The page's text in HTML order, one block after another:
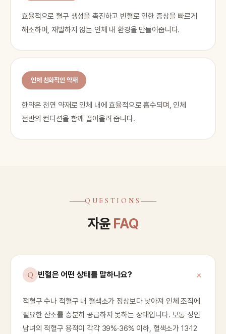
효율적으로 혈구 생성을 촉진하고 빈혈로 인한 증상을 빠르게
해소하며, 재발하지 않는 인체 내 환경을 만들어줍니다.
인체 친화적인 약재
한약은 천연 약재로 인체 내에 효율적으로 흡수되며, 인체
전반의 컨디션을 함께 끌어올려 줍니다.
QUESTIONS
자윤 FAQ
빈혈은 어떤 상태를 말하나요?
적혈구 수나 적혈구 내 혈색소가 정상보다 낮아져 인체 조직에
필요한 산소를 충분히 공급하지 못하는 상태입니다. 보통 성인
남녀의 적혈구 용적이 각각 39%·36% 이하, 혈색소가 13·12